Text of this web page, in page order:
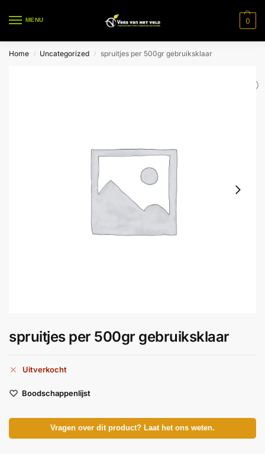
MENU 0
Home / Uncategorized / spruitjes per 500gr gebruiksklaar
spruitjes per 500gr gebruiksklaar
Uitverkocht
Boodschappenlijst
Vragen over dit product? Laat het ons weten.